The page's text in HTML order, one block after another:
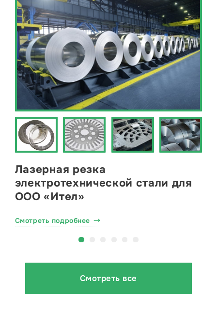
Лазерная резка
электротехнической стали для
ООО «Ител»
Смотреть подробнее
Смотреть все